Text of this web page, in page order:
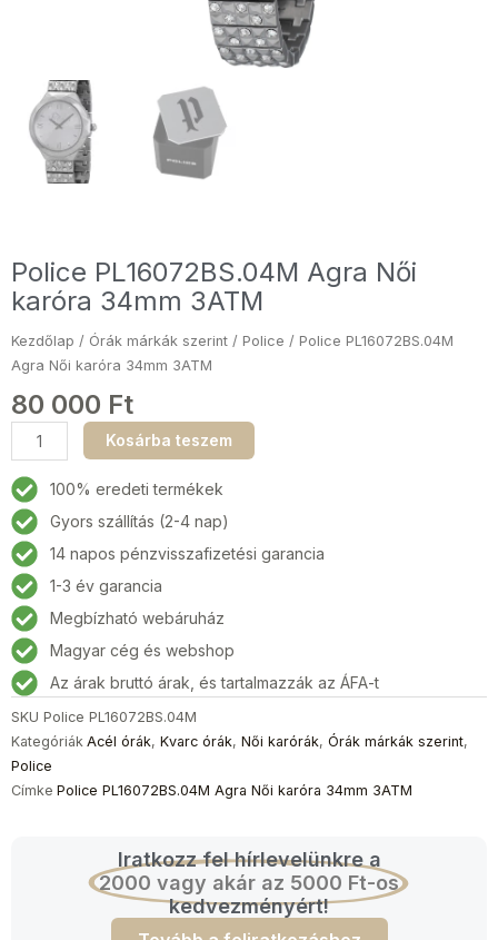
Police PL16072BS.04M Agra Női
karóra 34mm 3ATM
Kezdőlap / Órák márkák szerint / Police / Police PL16072BS.04M
Agra Női karóra 34mm 3ATM
80 000 Ft
Police
PL16072BS.04M
Agra
Női
karóra
34mm
3ATM
mennyiség
Kosárba teszem
100% eredeti termékek
Gyors szállítás (2-4 nap)
14 napos pénzvisszafizetési garancia
1-3 év garancia
Megbízható webáruház
Magyar cég és webshop
Az árak bruttó árak, és tartalmazzák az ÁFA-t
SKU Police PL16072BS.04M
Kategóriák Acél órák, Kvarc órák, Női karórák, Órák márkák szerint,
Police
Címke Police PL16072BS.04M Agra Női karóra 34mm 3ATM
Iratkozz fel hírlevelünkre a
2000 vagy akár az 5000 Ft-os
kedvezményért!